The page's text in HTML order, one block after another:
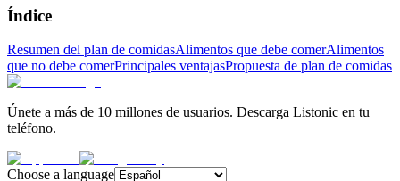
Índice
Resumen del plan de comidasAlimentos que debe comerAlimentos
que no debe comerPrincipales ventajasPropuesta de plan de comidas
Únete a más de 10 millones de usuarios. Descarga Listonic en tu
teléfono.
Choose a language